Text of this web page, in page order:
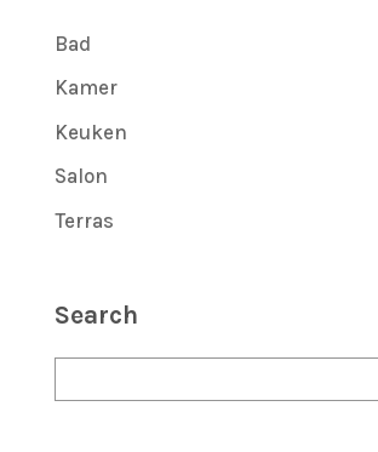
Bad
Kamer
Keuken
Salon
Terras
Search